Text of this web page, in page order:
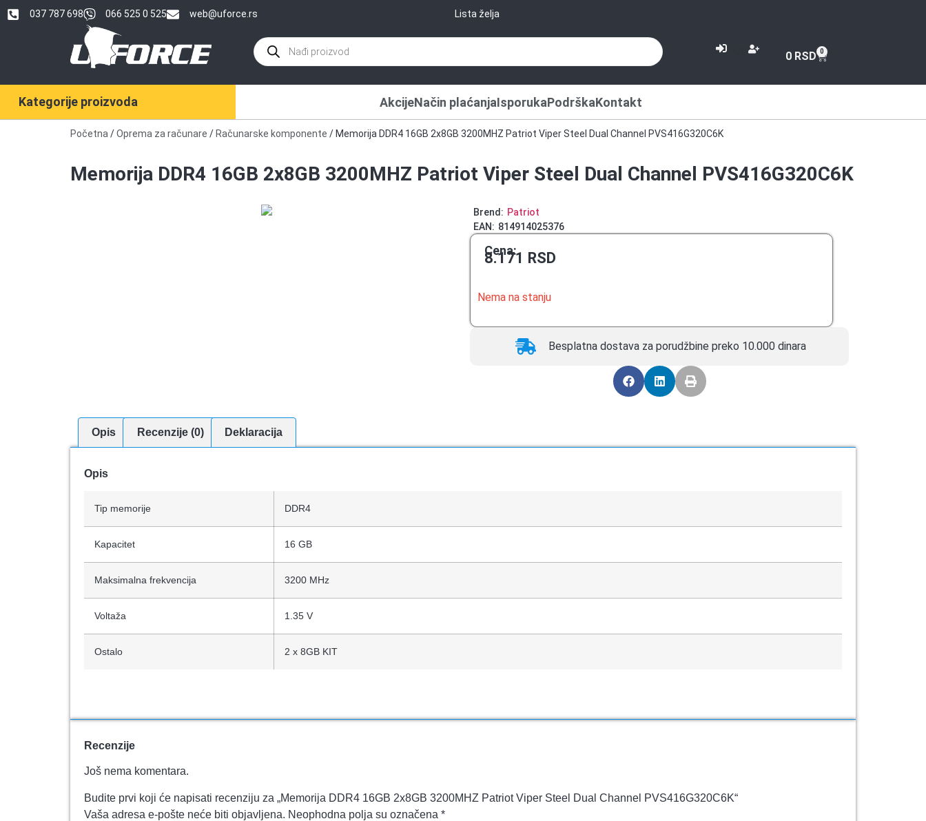
037 787 698 066 525 0 525 web@uforce.rs Lista želja
0 RSD 0
Kategorije proizvoda AkcijeNačin plaćanjaIsporukaPodrškaKontakt
Početna /Oprema za računare / Računarske komponente / Memorija DDR4 16GB 2x8GB 3200MHZ Patriot Viper Steel Dual Channel PVS416G320C6K
Memorija DDR4 16GB 2x8GB 3200MHZ Patriot Viper Steel Dual Channel PVS416G320C6K
Brend: Patriot
EAN: 814914025376
Cena:
8.171 RSD
Nema na stanju
Besplatna dostava za porudžbine preko 10.000 dinara
Opis Recenzije (0) Deklaracija
Opis
Tip memorije DDR4
Kapacitet 16 GB
Maksimalna frekvencija 3200 MHz
Voltaža 1.35 V
Ostalo 2 x 8GB KIT
Recenzije
Još nema komentara.
Budite prvi koji će napisati recenziju za „Memorija DDR4 16GB 2x8GB 3200MHZ Patriot Viper Steel Dual Channel PVS416G320C6K“
Vaša adresa e-pošte neće biti objavljena. Neophodna polja su označena *